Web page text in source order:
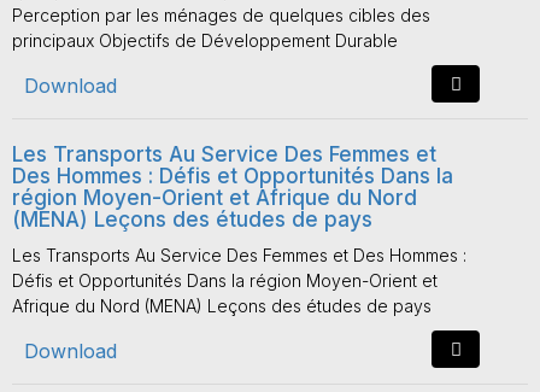
Perception par les ménages de quelques cibles des
principaux Objectifs de Développement Durable
Download
Les Transports Au Service Des Femmes et
Des Hommes : Défis et Opportunités Dans la
région Moyen-Orient et Afrique du Nord
(MENA) Leçons des études de pays
Les Transports Au Service Des Femmes et Des Hommes :
Défis et Opportunités Dans la région Moyen-Orient et
Afrique du Nord (MENA) Leçons des études de pays
Download